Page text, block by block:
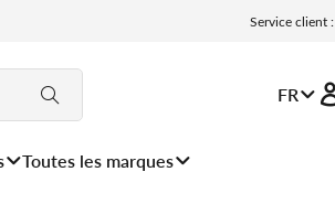
Service client :
FR
Toutes les marques